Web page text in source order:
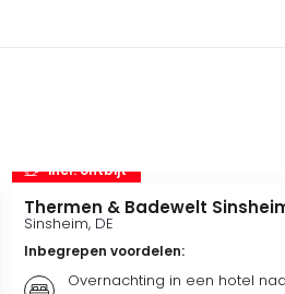
incl. ontbijt
Thermen & Badewelt
Sinsheim, DE
Inbegrepen voordelen:
Overnachting in een hotel